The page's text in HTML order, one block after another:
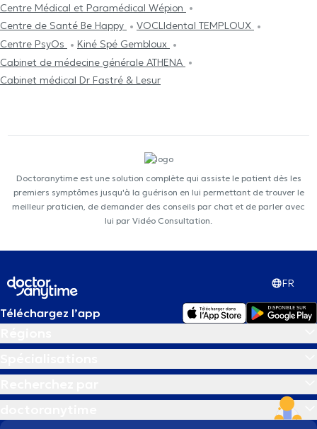
Centre Médical et Paramédical Wépion
Centre de Santé Be Happy
VOCLIdental TEMPLOUX
Centre PsyOs
Kiné Spé Gembloux
Cabinet de médecine générale ATHENA
Cabinet médical Dr Fastré & Lesur
Doctoranytime est une solution complète qui assiste le patient dès les
premiers symptômes jusqu'à la guérison en lui permettant de trouver le
meilleur praticien, de demander des conseils par chat et de parler avec
lui par Vidéo Consultation.
FR
Téléchargez l’app